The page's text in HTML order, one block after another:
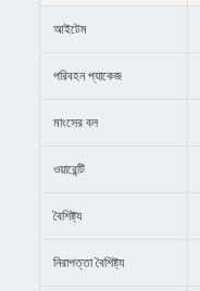
আইটেম
পরিবহন প্যাকেজ
মাংসের বল
ওয়ারেন্টি
বৈশিষ্ট্য
নিরাপত্তা বৈশিষ্ট্য